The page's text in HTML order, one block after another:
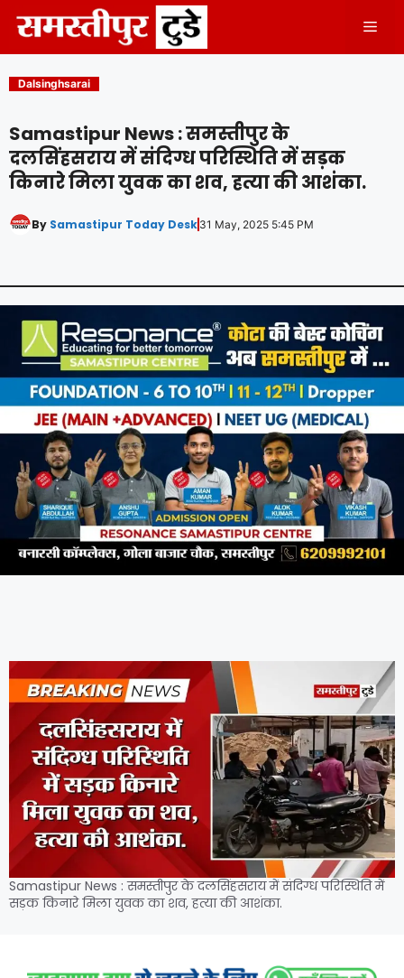
content
Dalsinghsarai
Samastipur News : समस्तीपुर के
दलसिंहसराय में संदिग्ध परिस्थिति में सड़क
किनारे मिला युवक का शव, हत्या की आशंका.
By Samastipur Today Desk 31 May, 2025 5:45 PM
Samastipur News : समस्तीपुर के दलसिंहसराय में संदिग्ध परिस्थिति में
सड़क किनारे मिला युवक का शव, हत्या की आशंका.